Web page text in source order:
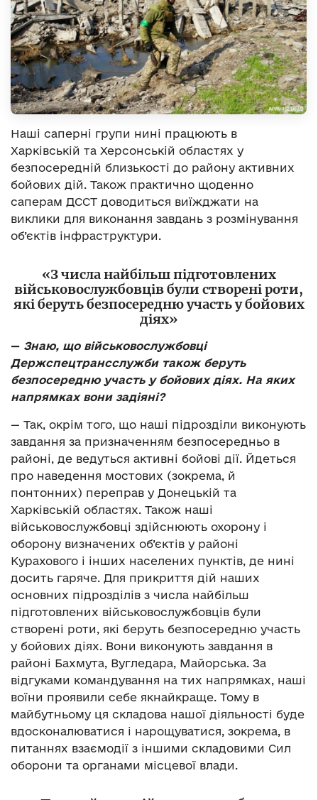
Наші саперні групи нині працюють в
Харківській та Херсонській областях у
безпосередній близькості до району активних
бойових дій. Також практично щоденно
саперам ДССТ доводиться виїжджати на
виклики для виконання завдань з розмінування
об’єктів інфраструктури.
«З числа найбільш підготовлених
військовослужбовців були створені роти,
які беруть безпосередню участь у бойових
діях»
— Знаю, що військовослужбовці
Держспецтрансслужби також беруть
безпосередню участь у бойових діях. На яких
напрямках вони задіяні?
— Так, окрім того, що наші підрозділи виконують
завдання за призначенням безпосередньо в
районі, де ведуться активні бойові дії. Йдеться
про наведення мостових (зокрема, й
понтонних) переправ у Донецькій та
Харківській областях. Також наші
військовослужбовці здійснюють охорону і
оборону визначених об’єктів у районі
Курахового і інших населених пунктів, де нині
досить гаряче. Для прикриття дій наших
основних підрозділів з числа найбільш
підготовлених військовослужбовців були
створені роти, які беруть безпосередню участь
у бойових діях. Вони виконують завдання в
районі Бахмута, Вугледара, Майорська. За
відгуками командування на тих напрямках, наші
воїни проявили себе якнайкраще. Тому в
майбутньому ця складова нашої діяльності буде
вдосконалюватися і нарощуватися, зокрема, в
питаннях взаємодії з іншими складовими Сил
оборони та органами місцевої влади.